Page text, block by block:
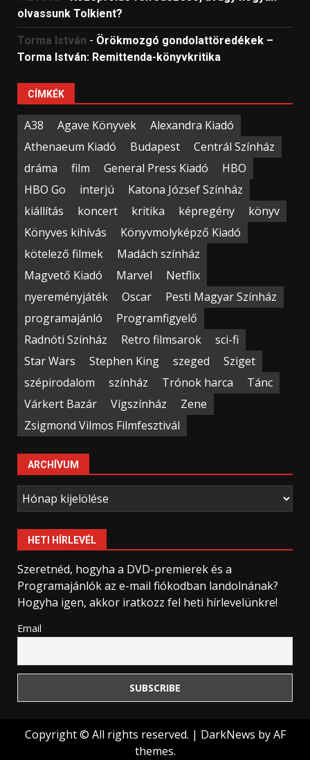
olvassunk Tolkient?
Torma István - Örökmozgó gondolattöredékek –
Torma István: Remittenda-könyvkritika
CÍMKÉK
A38 Agave Könyvek
Alexandra Kiadó
Athenaeum Kiadó
Budapest
Centrál Színház
dráma
film General Press Kiadó
HBO
HBO Go
interjú
Katona József Színház
kiállítás
koncert kritika képregény
könyv
Könyves kihívás
Könyvmolyképző Kiadó
kötelező filmek
Madách színház
Magvető Kiadó
Marvel
Netflix
nyereményjáték
Oscar
Pesti Magyar Színház
programajánló
Programfigyelő
Radnóti Színház
Retro filmsarok
sci-fi
Star Wars
Stephen King szeged
Sziget
szépirodalom
színház Trónok harca
Tánc
Várkert Bazár
Vígszínház
Zene
Zsigmond Vilmos Filmfesztivál
ARCHÍVUM
Archívum
HETI HÍRLEVÉL
Szeretnéd, hogyha a DVD-premierek és a
Programajánlók az e-mail fiókodban landolnának?
Hogyha igen, akkor iratkozz fel heti hírlevelünkre!
Email
Copyright © All rights reserved. | DarkNews by AF
themes.